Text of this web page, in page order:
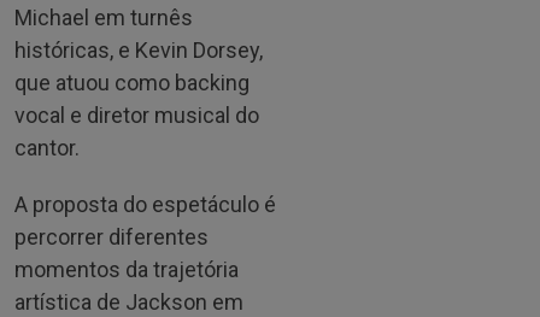
Michael em turnês
históricas, e Kevin Dorsey,
que atuou como backing
vocal e diretor musical do
cantor.
A proposta do espetáculo é
percorrer diferentes
momentos da trajetória
artística de Jackson em